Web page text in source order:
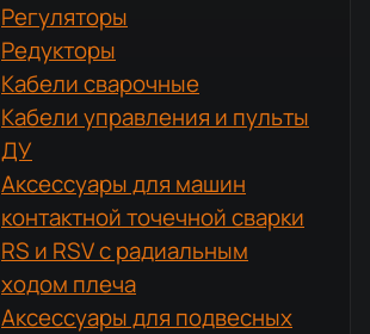
Регуляторы
Редукторы
Кабели сварочные
Кабели управления и пульты
ДУ
Аксессуары для машин
контактной точечной сварки
RS и RSV с радиальным
ходом плеча
Аксессуары для подвесных